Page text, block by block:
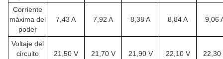
Corriente
máxima del
poder
7,43 A 7,92 A 8,38 A 8,84 A 9,06
Voltaje del
circuito
21,50 V 21,70 V 21,90 V 22,10 V 22,30